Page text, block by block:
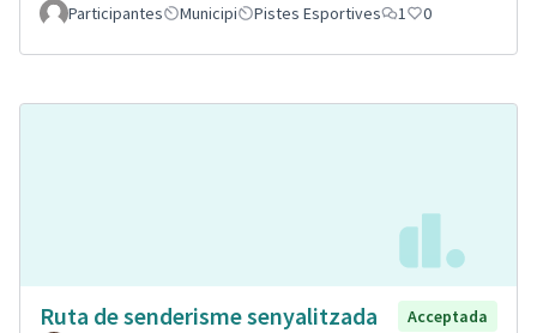
Participantes Municipi Pistes Esportives 1 0
Ruta de senderisme senyalitzada
Acceptada